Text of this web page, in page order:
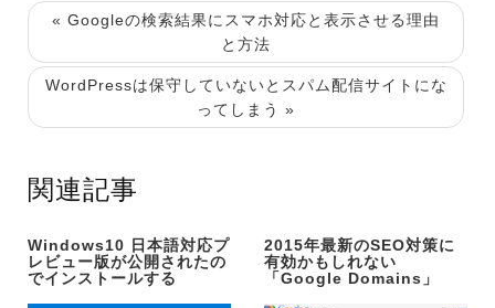
« Googleの検索結果にスマホ対応と表示させる理由
と方法
WordPressは保守していないとスパム配信サイトにな
ってしまう »
関連記事
Windows10 日本語対応プ
レビュー版が公開されたの
でインストールする
2015年最新のSEO対策に
有効かもしれない
「Google Domains」